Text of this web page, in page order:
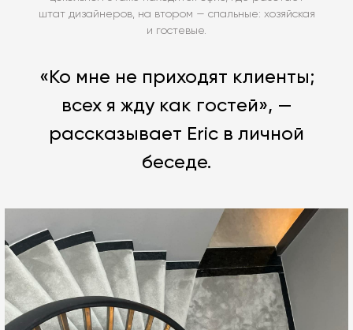
штат дизайнеров, на втором — спальные: хозяйская
и гостевые.
«Ко мне не приходят клиенты;
всех я жду как гостей», —
рассказывает Eric в личной
беседе.